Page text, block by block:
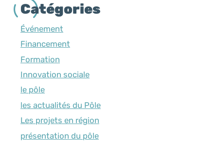
Catégories
Événement
Financement
Formation
Innovation sociale
le pôle
les actualités du Pôle
Les projets en région
présentation du pôle